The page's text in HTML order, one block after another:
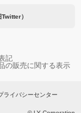
）
記
の販売に関する表示
ライバシーセンター